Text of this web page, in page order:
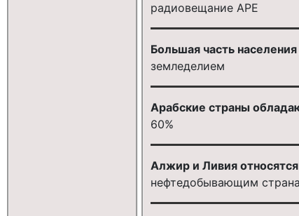
радиовещание АРЕ
Большая часть
земледелием
Арабские страны
60%
Алжир и Ливия
нефтедобывающим